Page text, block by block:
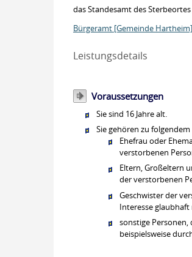
das Standesamt des Sterbeortes
Bürgeramt [Gemeinde Hartheim]
Leistungsdetails
Voraussetzungen
Sie sind 16 Jahre alt.
Sie gehören zu
Ehefrau oder
verstorbenen
Eltern, Großeltern
der verstorbenen
Geschwister der
Interesse glaubhaft
sonstige Personen,
beispielsweise